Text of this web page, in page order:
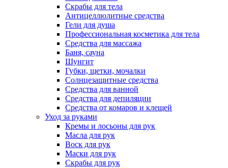
Скрабы для тела
Антицеллюлитные средства
Гели для душа
Профессиональная косметика для тела
Средства для массажа
Баня, сауна
Шунгит
Губки, щетки, мочалки
Солнцезащитные средства
Средства для ванной
Средства для депиляции
Средства от комаров и клещей
Уход за руками
Кремы и лосьоны для рук
Масла для рук
Воск для рук
Маски для рук
Скрабы для рук